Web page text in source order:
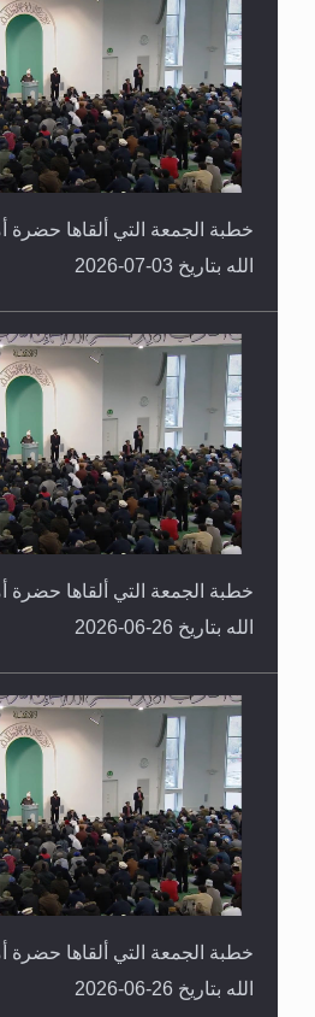
خطبة الجمعة التي ألقاها حضرة
الله بتاريخ 03-07-2026
خطبة الجمعة التي ألقاها حضرة
الله بتاريخ 26-06-2026
خطبة الجمعة التي ألقاها حضرة
الله بتاريخ 26-06-2026